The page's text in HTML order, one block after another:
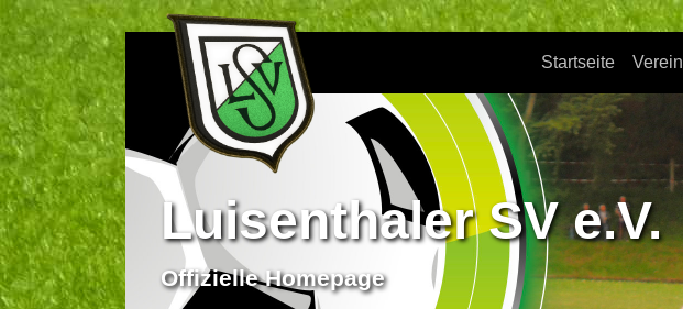
Startseite Verein
Luisenthaler SV e.V.
Offizielle Homepage